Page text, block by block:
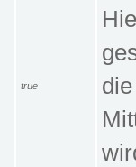
true